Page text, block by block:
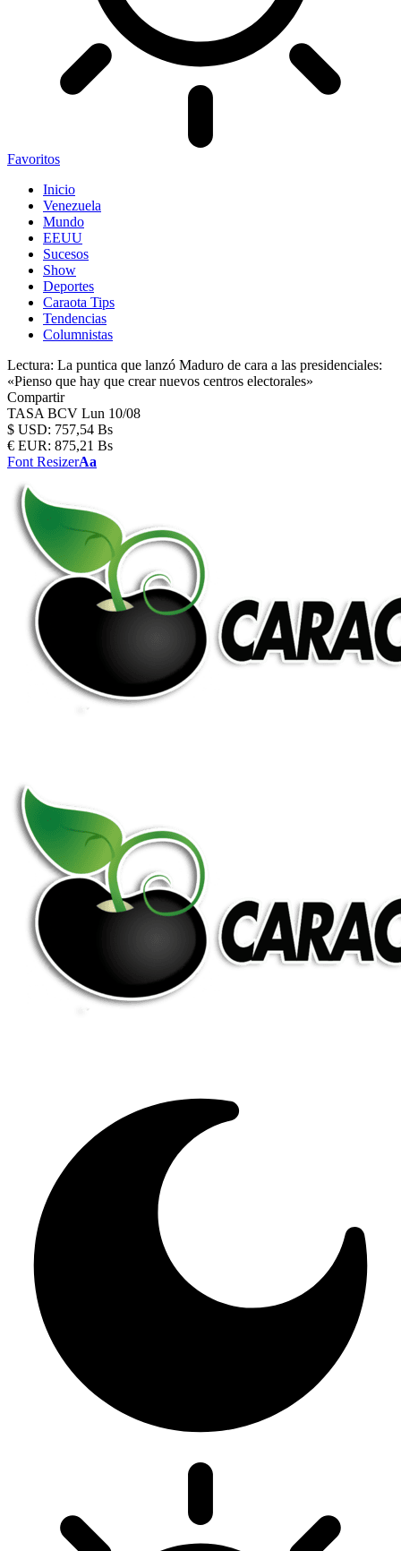
Favoritos
Inicio
Venezuela
Mundo
EEUU
Sucesos
Show
Deportes
Caraota Tips
Tendencias
Columnistas
Lectura: La puntica que lanzó Maduro de cara a las presidenciales:
«Pienso que hay que crear nuevos centros electorales»
Compartir
TASA BCV Lun 10/08
$ USD: 757,54 Bs
€ EUR: 875,21 Bs
Font ResizerAa